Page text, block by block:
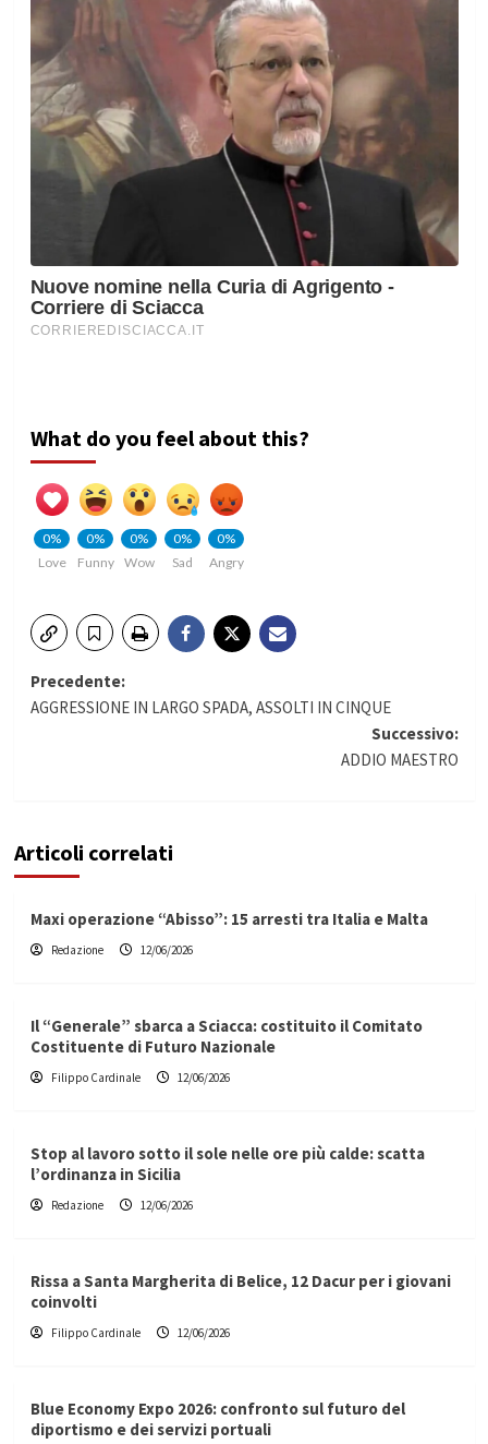
What do you feel about this?
0%
Love
0%
Funny
0%
Wow
0%
Sad
0%
Angry
Navigazione
Precedente:
AGGRESSIONE IN LARGO SPADA, ASSOLTI IN CINQUE
Successivo:
ADDIO MAESTRO
Articoli correlati
Maxi operazione “Abisso”: 15 arresti tra Italia e Malta
Redazione 12/06/2026
Il “Generale” sbarca a Sciacca: costituito il Comitato
Costituente di Futuro Nazionale
Filippo Cardinale 12/06/2026
Stop al lavoro sotto il sole nelle ore più calde: scatta
l’ordinanza in Sicilia
Redazione 12/06/2026
Rissa a Santa Margherita di Belice, 12 Dacur per i giovani
coinvolti
Filippo Cardinale 12/06/2026
Blue Economy Expo 2026: confronto sul futuro del
diportismo e dei servizi portuali